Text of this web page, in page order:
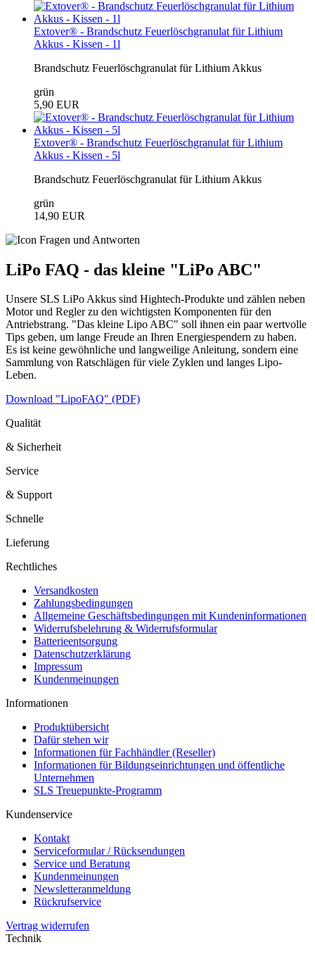
Extover® - Brandschutz Feuerlöschgranulat für Lithium
Akkus - Kissen - 1l
Brandschutz Feuerlöschgranulat für Lithium Akkus
grün
5,90 EUR
Extover® - Brandschutz Feuerlöschgranulat für Lithium
Akkus - Kissen - 5l
Brandschutz Feuerlöschgranulat für Lithium Akkus
grün
14,90 EUR
LiPo FAQ - das kleine "LiPo ABC"
Unsere SLS LiPo Akkus sind Hightech-Produkte und zählen neben
Motor und Regler zu den wichtigsten Komponenten für den
Antriebstrang. "Das kleine Lipo ABC" soll ihnen ein paar wertvolle
Tips geben, um lange Freude an Ihren Energiespendern zu haben.
Es ist keine gewöhnliche und langweilige Anleitung, sondern eine
Sammlung von Ratschlägen für viele Zyklen und langes Lipo-
Leben.
Download "LipoFAQ" (PDF)
Qualität
& Sicherheit
Service
& Support
Schnelle
Lieferung
Rechtliches
Versandkosten
Zahlungsbedingungen
Allgemeine Geschäftsbedingungen mit Kundeninformationen
Widerrufsbelehrung & Widerrufsformular
Batterieentsorgung
Datenschutzerklärung
Impressum
Kundenmeinungen
Informationen
Produktübersicht
Dafür stehen wir
Informationen für Fachhändler (Reseller)
Informationen für Bildungseinrichtungen und öffentliche
Unternehmen
SLS Treuepunkte-Programm
Kundenservice
Kontakt
Serviceformular / Rücksendungen
Service und Beratung
Kundenmeinungen
Newsletteranmeldung
Rückrufservice
Vertrag widerrufen
Technik